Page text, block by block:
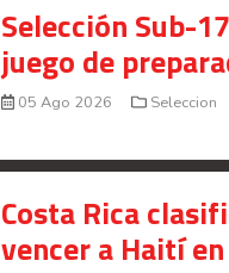
Selección Sub-
juego de
05 Ago 2026 Seleccion
Costa Rica
vencer a Haití